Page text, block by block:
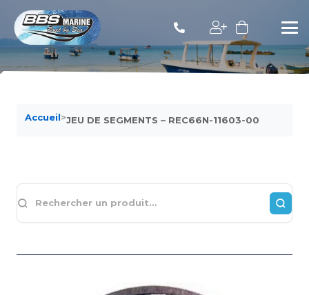
Accueil>JEU DE SEGMENTS – REC66N-11603-00